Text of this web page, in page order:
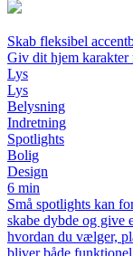
Skab fleksibel
Giv dit hjem karakter
Lys
Lys
Belysning
Indretning
Spotlights
Bolig
Design
6 min
Små spotlights kan
skabe dybde og give
hvordan du vælger,